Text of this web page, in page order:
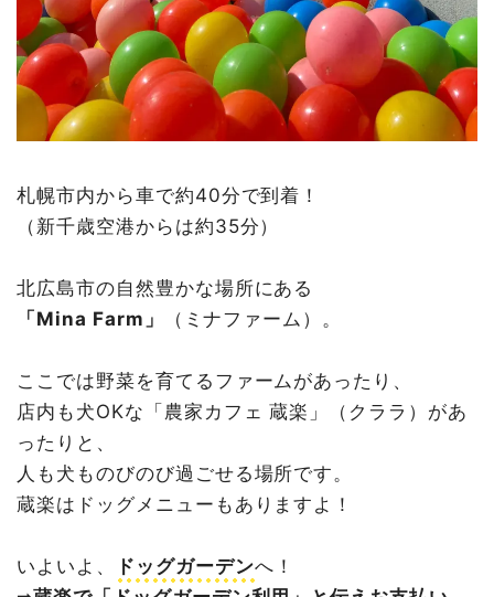
札幌市内から車で約40分で到着！
（新千歳空港からは約35分）
北広島市の自然豊かな場所にある
「Mina Farm」
（ミナファーム）。
ここでは野菜を育てるファームがあったり、
店内も犬OKな「農家カフェ 蔵楽」（クララ）があ
ったりと、
人も犬ものびのび過ごせる場所です。
蔵楽はドッグメニューもありますよ！
いよいよ、 ドッグガーデンへ！